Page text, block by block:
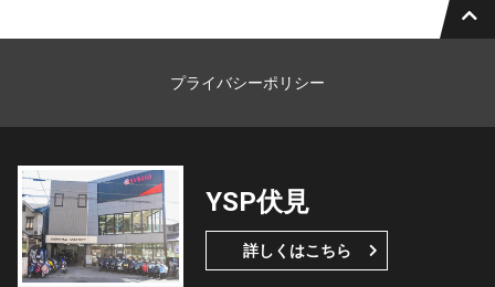
プライバシーポリシー
YSP伏見
詳しくはこちら